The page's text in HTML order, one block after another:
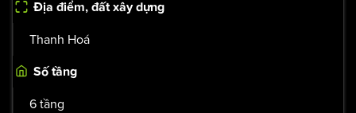
Địa điểm, đất xây dựng
Thanh Hoá
Số tầng
6 tầng